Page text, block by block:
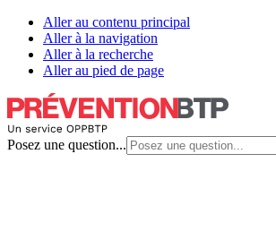
Aller au contenu principal
Aller à la navigation
Aller à la recherche
Aller au pied de page
Posez une question...